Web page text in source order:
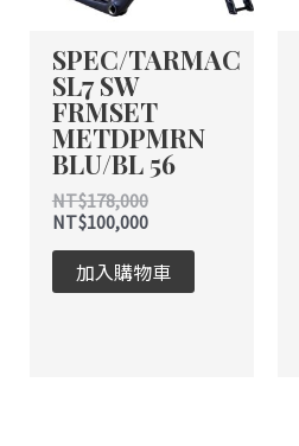
SPEC/TARMAC
SL7 SW
FRMSET
METDPMRN
BLU/BL 56
NT$178,000
NT$100,000
加入購物車